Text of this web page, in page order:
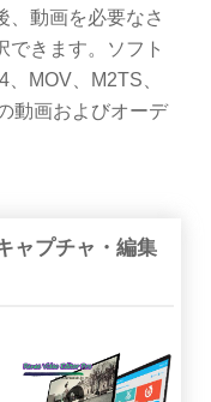
、動画を必要なさ
できます。ソフト
MOV、M2TS、
動画およびオーデ
ャプチャ・編集